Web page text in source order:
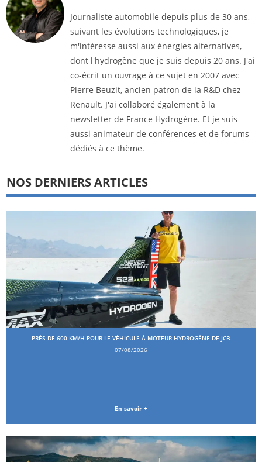
Journaliste automobile depuis plus de 30 ans,
suivant les évolutions technologiques, je
m'intéresse aussi aux énergies alternatives,
dont l'hydrogène que je suis depuis 20 ans. J'ai
co-écrit un ouvrage à ce sujet en 2007 avec
Pierre Beuzit, ancien patron de la R&D chez
Renault. J'ai collaboré également à la
newsletter de France Hydrogène. Et je suis
aussi animateur de conférences et de forums
dédiés à ce thème.
NOS DERNIERS ARTICLES
PRÈS DE 600 KM/H POUR LE VÉHICULE À MOTEUR HYDROGÈNE DE JCB
07/08/2026
En savoir +